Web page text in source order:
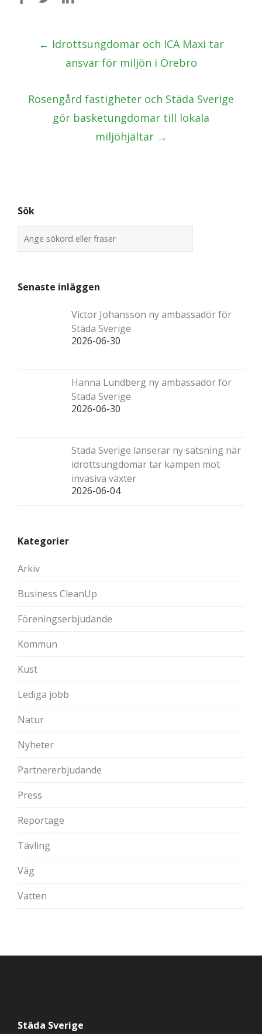
Post
navigation
← Idrottsungdomar och ICA Maxi tar
ansvar för miljön i Örebro
Rosengård fastigheter och Städa Sverige
gör basketungdomar till lokala
miljöhjältar →
Sök
Senaste inläggen
Victor Johansson ny ambassadör för
Städa Sverige
2026-06-30
Hanna Lundberg ny ambassadör för
Städa Sverige
2026-06-30
Städa Sverige lanserar ny satsning när
idrottsungdomar tar kampen mot
invasiva växter
2026-06-04
Kategorier
Arkiv
Business CleanUp
Föreningserbjudande
Kommun
Kust
Lediga jobb
Natur
Nyheter
Partnererbjudande
Press
Reportage
Tävling
Väg
Vatten
Städa Sverige